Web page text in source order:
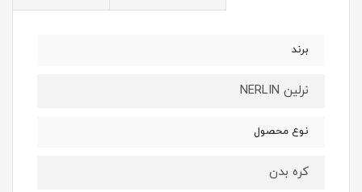
برند
نرلین NERLIN
نوع محصول
کره بدن